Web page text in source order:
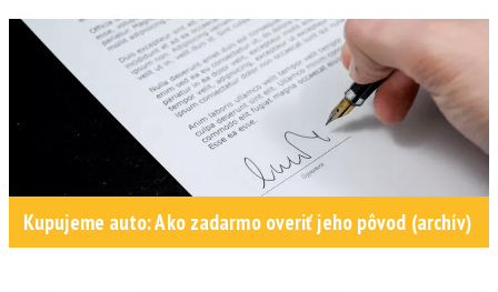
Kupujeme auto: Ako zadarmo overiť jeho pôvod (archív)